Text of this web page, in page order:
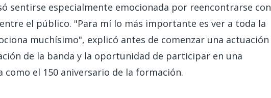
sentirse especialmente emocionada por reencontrarse con
el público. "Para mí lo más importante es ver a toda la
muchísimo", explicó antes de comenzar una actuación
de la banda y la oportunidad de participar en una
el 150 aniversario de la formación.